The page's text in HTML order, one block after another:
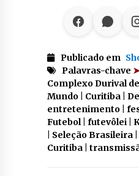
Publicado em
Palavras-chave
Complexo Durival
Mundo | Curitiba |
entretenimento |
Futebol | futevôlei |
| Seleção Brasileira
Curitiba |